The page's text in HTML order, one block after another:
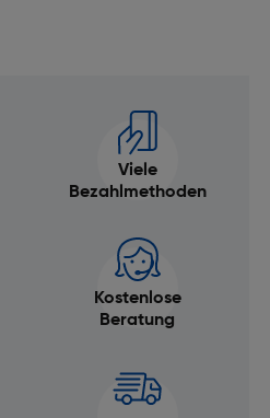
Viele
Bezahlmethoden
Kostenlose
Beratung